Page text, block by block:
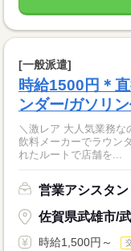
[一般派遣]
時給1500円＊
ンダー/ガソリ
＼激レア 大人気業務
飲料メーカーでラウン
れたルートで店舗を...
営業アシスタン
佐賀県武雄市/
時給1,500円～